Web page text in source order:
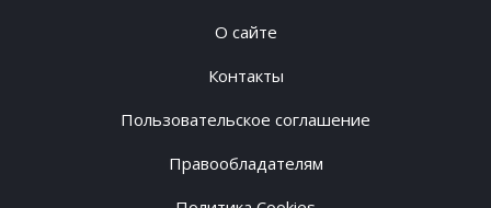
О сайте
Контакты
Пользовательское соглашение
Правообладателям